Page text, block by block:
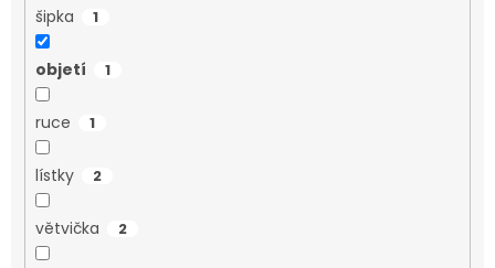
šipka 1
objetí 1
ruce 1
lístky 2
větvička 2